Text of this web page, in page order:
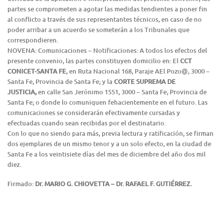
partes se comprometen a agotar las medidas tendientes a poner fin
al conflicto a través de sus representantes técnicos, en caso de no
poder arribar a un acuerdo se someterán a los Tribunales que
correspondieren.
NOVENA: Comunicaciones – Notificaciones: A todos los efectos del
presente convenio, las partes constituyen domicilio en: ElCCT
CONICET-SANTA FE, en Ruta Nacional 168, Paraje AEl Pozo@, 3000 –
Santa Fe, Provincia de Santa Fe; y la CORTE SUPREMA DE
JUSTICIA,en calle San Jerónimo 1551, 3000 – Santa Fe, Provincia de
Santa Fe; o donde lo comuniquen fehacientemente en el futuro. Las
comunicaciones se considerarán efectivamente cursadas y
efectuadas cuando sean recibidas por el destinatario.
Con lo que no siendo para más, previa lectura y ratificación, se firman
dos ejemplares de un mismo tenor y a un solo efecto, en la ciudad de
Santa Fe a los veintisiete días del mes de diciembre del año dos mil
diez.
Firmado: Dr. MARIO G. CHIOVETTA – Dr. RAFAEL F. GUTIÉRREZ.